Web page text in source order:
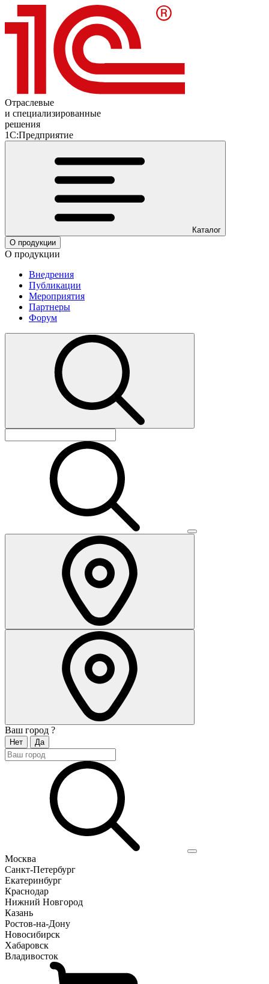
Отраслевые
и специализированные
решения
1С:Предприятие
Каталог
О продукции
О продукции
Внедрения
Публикации
Мероприятия
Партнеры
Форум
Ваш город ?
Нет Да
Москва
Санкт-Петербург
Екатеринбург
Краснодар
Нижний Новгород
Казань
Ростов-на-Дону
Новосибирск
Хабаровск
Владивосток